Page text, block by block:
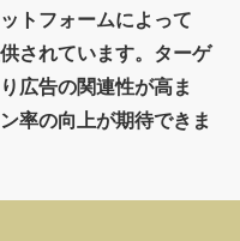
トフォームによって
されています。ターゲ
広告の関連性が高ま
率の向上が期待できま